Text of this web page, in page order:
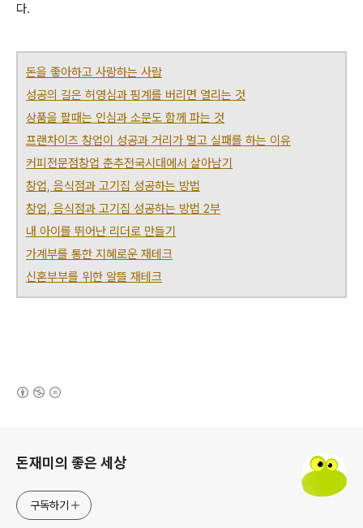
다.
돈을 좋아하고 사랑하는 사람
성공의 길은 허영심과 핑계를 버리면 열리는 것
상품을 팔때는 인심과 소문도 함께 파는 것
프랜차이즈 창업이 성공과 거리가 멀고 실패를 하는 이유
커피전문점창업 춘추전국시대에서 살아남기
창업, 음식점과 고기집 성공하는 방법
창업, 음식점과 고기집 성공하는 방법 2부
내 아이를 뛰어난 리더로 만들기
가계부를 통한 지혜로운 재테크
신혼부부를 위한 알뜰 재테크
돈재미의 좋은 세상
구독하기